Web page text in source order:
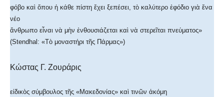
φόβο καὶ ὅπου ἡ κάθε πίστη ἔχει ξεπέσει, τὸ καλύτερο ἐφόδιο γιὰ ἕνα
νέο
ἄνθρωπο εἶναι νὰ μὴν ἐνθουσιάζεται καὶ νὰ στερεῖται πνεύματος»
(Stendhal: «Τὸ μοναστήρι τῆς Πάρμας»)
Κώστας Γ. Ζουράρις
εἰδικὸς σύμβουλος τῆς «Μακεδονίας» καὶ τινῶν ἀκόμη